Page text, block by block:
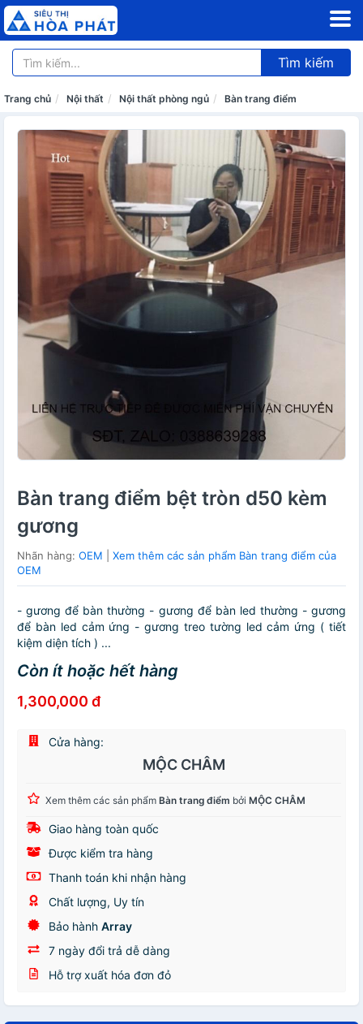
Tìm kiếm
Trang chủ Nội thất Nội thất phòng ngủ Bàn trang điểm
Bàn trang điểm bệt tròn d50 kèm
gương
Nhãn hàng: OEM
Xem thêm các sản phẩm Bàn trang điểm của
OEM
- gương để bàn thường - gương để bàn led thường - gương
để bàn led cảm ứng - gương treo tường led cảm ứng ( tiết
kiệm diện tích ) ...
Còn ít hoặc hết hàng
1,300,000 đ
Cửa hàng:
MỘC CHÂM
Xem thêm các sản phẩm Bàn trang điểm bởi MỘC CHÂM
Giao hàng toàn quốc
Được kiểm tra hàng
Thanh toán khi nhận hàng
Chất lượng, Uy tín
Bảo hành Array
7 ngày đổi trả dễ dàng
Hỗ trợ xuất hóa đơn đỏ